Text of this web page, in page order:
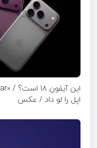
اپل را لو داد / عکس